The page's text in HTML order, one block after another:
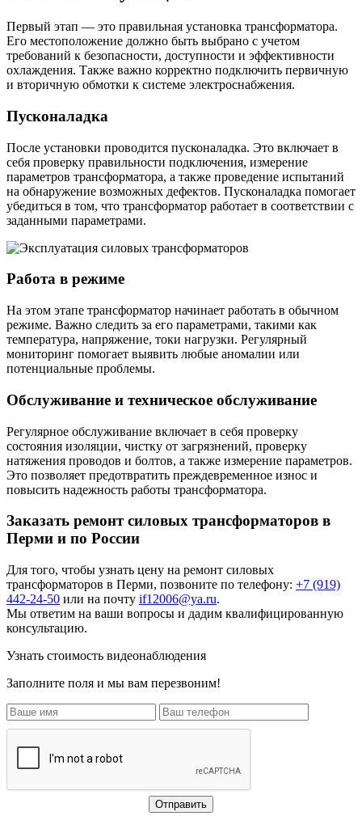
Первый этап — это правильная установка трансформатора.
Его местоположение должно быть выбрано с учетом
требований к безопасности, доступности и эффективности
охлаждения. Также важно корректно подключить первичную
и вторичную обмотки к системе электроснабжения.
Пусконаладка
После установки проводится пусконаладка. Это включает в
себя проверку правильности подключения, измерение
параметров трансформатора, а также проведение испытаний
на обнаружение возможных дефектов. Пусконаладка помогает
убедиться в том, что трансформатор работает в соответствии с
заданными параметрами.
Работа в режиме
На этом этапе трансформатор начинает работать в обычном
режиме. Важно следить за его параметрами, такими как
температура, напряжение, токи нагрузки. Регулярный
мониторинг помогает выявить любые аномалии или
потенциальные проблемы.
Обслуживание и техническое обслуживание
Регулярное обслуживание включает в себя проверку
состояния изоляции, чистку от загрязнений, проверку
натяжения проводов и болтов, а также измерение параметров.
Это позволяет предотвратить преждевременное износ и
повысить надежность работы трансформатора.
Заказать ремонт силовых трансформаторов в
Перми и по России
Для того, чтобы узнать цену на ремонт силовых
трансформаторов в Перми, позвоните по телефону: +7 (919)
442-24-50 или на почту if12006@ya.ru.
Мы ответим на ваши вопросы и дадим квалифицированную
консультацию.
Узнать стоимость видеонаблюдения
Заполните поля и мы вам перезвоним!